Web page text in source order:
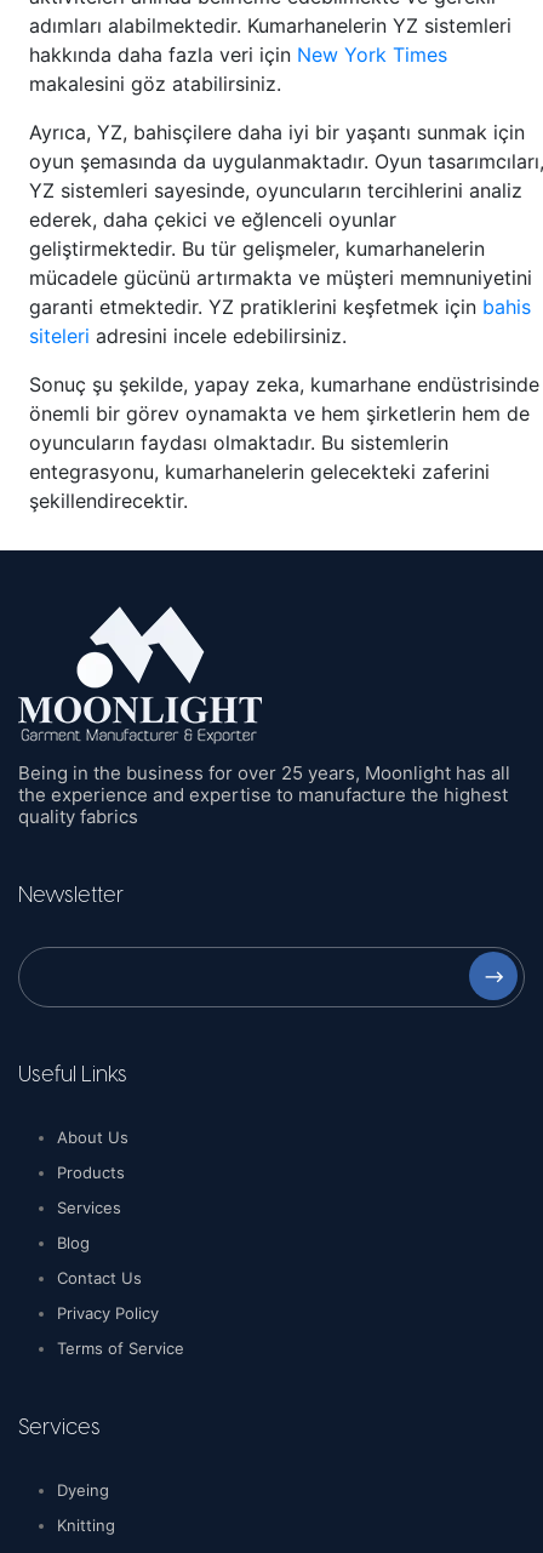
adımları alabilmektedir. Kumarhanelerin YZ sistemleri
hakkında daha fazla veri için New York Times
makalesini göz atabilirsiniz.
Ayrıca, YZ, bahisçilere daha iyi bir yaşantı sunmak için
oyun şemasında da uygulanmaktadır. Oyun tasarımcıları,
YZ sistemleri sayesinde, oyuncuların tercihlerini analiz
ederek, daha çekici ve eğlenceli oyunlar
geliştirmektedir. Bu tür gelişmeler, kumarhanelerin
mücadele gücünü artırmakta ve müşteri memnuniyetini
garanti etmektedir. YZ pratiklerini keşfetmek için bahis
siteleri adresini incele edebilirsiniz.
Sonuç şu şekilde, yapay zeka, kumarhane endüstrisinde
önemli bir görev oynamakta ve hem şirketlerin hem de
oyuncuların faydası olmaktadır. Bu sistemlerin
entegrasyonu, kumarhanelerin gelecekteki zaferini
şekillendirecektir.
Being in the business for over 25 years, Moonlight has all
the experience and expertise to manufacture the highest
quality fabrics
Newsletter
⟶
Useful Links
About Us
Products
Services
Blog
Contact Us
Privacy Policy
Terms of Service
Services
Dyeing
Knitting